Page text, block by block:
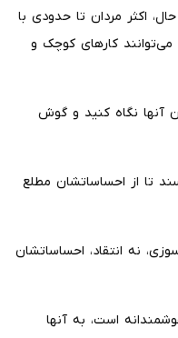
اکثر مردان تا حدودی با
کارهای کوچک و
آنها نگاه کنید و گوش
تا از احساساتشان مطلع
نه انتقاد، احساساتشان
است، به آنها